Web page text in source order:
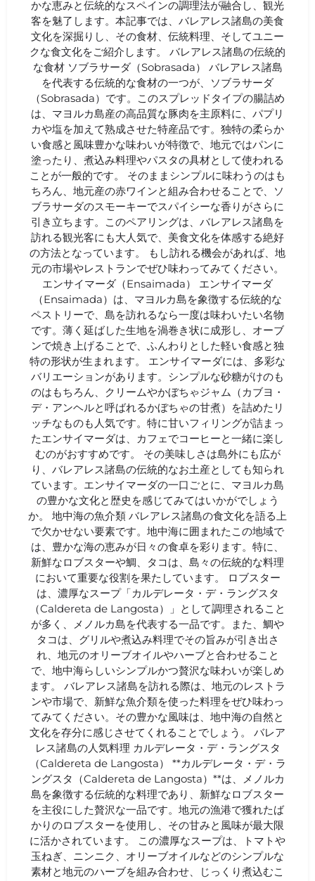
かな恵みと伝統的なスペインの調理法が融合し、観光
客を魅了します。本記事では、バレアレス諸島の美食
文化を深掘りし、その食材、伝統料理、そしてユニー
クな食文化をご紹介します。 バレアレス諸島の伝統的
な食材 ソブラサーダ（Sobrasada） バレアレス諸島
を代表する伝統的な食材の一つが、ソブラサーダ
（Sobrasada）です。このスプレッドタイプの腸詰め
は、マヨルカ島産の高品質な豚肉を主原料に、パプリ
カや塩を加えて熟成させた特産品です。独特の柔らか
い食感と風味豊かな味わいが特徴で、地元ではパンに
塗ったり、煮込み料理やパスタの具材として使われる
ことが一般的です。 そのままシンプルに味わうのはも
ちろん、地元産の赤ワインと組み合わせることで、ソ
ブラサーダのスモーキーでスパイシーな香りがさらに
引き立ちます。このペアリングは、バレアレス諸島を
訪れる観光客にも大人気で、美食文化を体感する絶好
の方法となっています。 もし訪れる機会があれば、地
元の市場やレストランでぜひ味わってみてください。
エンサイマーダ（Ensaimada） エンサイマーダ
（Ensaimada）は、マヨルカ島を象徴する伝統的な
ペストリーで、島を訪れるなら一度は味わいたい名物
です。薄く延ばした生地を渦巻き状に成形し、オーブ
ンで焼き上げることで、ふんわりとした軽い食感と独
特の形状が生まれます。 エンサイマーダには、多彩な
バリエーションがあります。シンプルな砂糖がけのも
のはもちろん、クリームやかぼちゃジャム（カブヨ・
デ・アンヘルと呼ばれるかぼちゃの甘煮）を詰めたリ
ッチなものも人気です。特に甘いフィリングが詰まっ
たエンサイマーダは、カフェでコーヒーと一緒に楽し
むのがおすすめです。 その美味しさは島外にも広が
り、バレアレス諸島の伝統的なお土産としても知られ
ています。エンサイマーダの一口ごとに、マヨルカ島
の豊かな文化と歴史を感じてみてはいかがでしょう
か。 地中海の魚介類 バレアレス諸島の食文化を語る上
で欠かせない要素です。地中海に囲まれたこの地域で
は、豊かな海の恵みが日々の食卓を彩ります。特に、
新鮮なロブスターや鯛、タコは、島々の伝統的な料理
において重要な役割を果たしています。 ロブスター
は、濃厚なスープ「カルデレータ・デ・ラングスタ
（Caldereta de Langosta）」として調理されること
が多く、メノルカ島を代表する一品です。また、鯛や
タコは、グリルや煮込み料理でその旨みが引き出さ
れ、地元のオリーブオイルやハーブと合わせること
で、地中海らしいシンプルかつ贅沢な味わいが楽しめ
ます。 バレアレス諸島を訪れる際は、地元のレストラ
ンや市場で、新鮮な魚介類を使った料理をぜひ味わっ
てみてください。その豊かな風味は、地中海の自然と
文化を存分に感じさせてくれることでしょう。 バレア
レス諸島の人気料理 カルデレータ・デ・ラングスタ
（Caldereta de Langosta） **カルデレータ・デ・ラ
ングスタ（Caldereta de Langosta）**は、メノルカ
島を象徴する伝統的な料理であり、新鮮なロブスター
を主役にした贅沢な一品です。地元の漁港で獲れたば
かりのロブスターを使用し、その甘みと風味が最大限
に活かされています。 この濃厚なスープは、トマトや
玉ねぎ、ニンニク、オリーブオイルなどのシンプルな
素材と地元のハーブを組み合わせ、じっくり煮込むこ